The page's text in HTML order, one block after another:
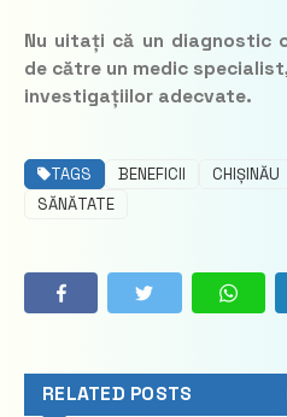
Nu uitați că un diagnostic
de către un medic
investigațiilor adecvate.
TAGS BENEFICII CHIȘINĂU
SĂNĂTATE
RELATED POSTS